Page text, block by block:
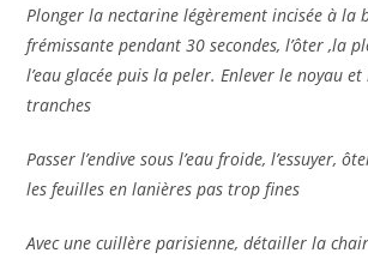
Plonger la nectarine légèrement incisée à la
frémissante pendant 30 secondes, l’ôter ,la
l’eau glacée puis la peler. Enlever le noyau
tranches
Passer l’endive sous l’eau froide, l’essuyer,
les feuilles en lanières pas trop fines
Avec une cuillère parisienne, détailler la